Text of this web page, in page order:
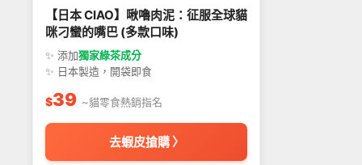
【日本 CIAO】啾嚕肉泥：征服全球貓
咪刁蠻的嘴巴 (多款口味)
✨ 添加獨家綠茶成分
✨ 日本製造，開袋即食
$39 ~貓零食熱銷指名
去蝦皮搶購 〉